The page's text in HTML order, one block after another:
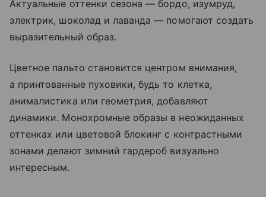
Актуальные оттенки сезона — бордо, изумруд,
электрик, шоколад и лаванда — помогают создать
выразительный образ.
Цветное пальто становится центром внимания,
а принтованные пуховики, будь то клетка,
анималистика или геометрия, добавляют
динамики. Монохромные образы в неожиданных
оттенках или цветовой блокинг с контрастными
зонами делают зимний гардероб визуально
интересным.